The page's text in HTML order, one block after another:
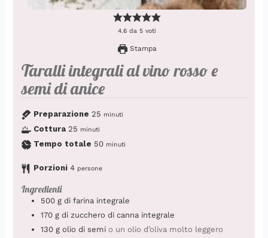
4.6 da 5 voti
Stampa
Taralli integrali al vino rosso e
semi di anice
Preparazione 25 minuti
Cottura 25 minuti
Tempo totale 50 minuti
Porzioni 4 persone
Ingredienti
500 g di farina integrale
170 g di zucchero di canna integrale
130 g olio di semi o un olio d’oliva molto leggero